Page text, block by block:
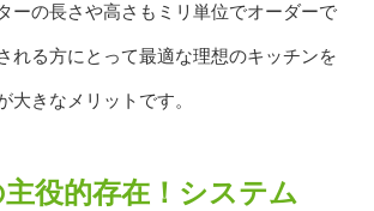
ーの長さや高さもミリ単位でオーダーで
れる方にとって最適な理想のキッチンを
大きなメリットです。
主役的存在！システム